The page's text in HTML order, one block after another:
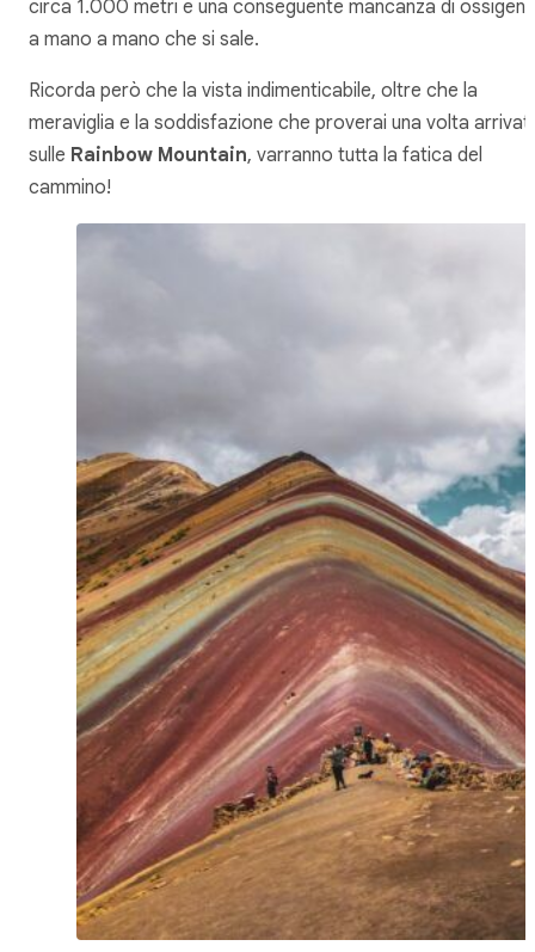
circa 1.000 metri e una conseguente mancanza di
a mano a mano che si sale.
Ricorda però che la vista indimenticabile, oltre che la
meraviglia e la soddisfazione che proverai una volta
sulle Rainbow Mountain, varranno tutta la fatica del
cammino!